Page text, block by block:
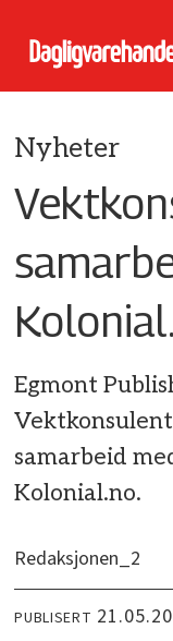
Nyheter
Egmont
samarbeid
Kolonial.no.
Redaksjonen_2
PUBLISERT